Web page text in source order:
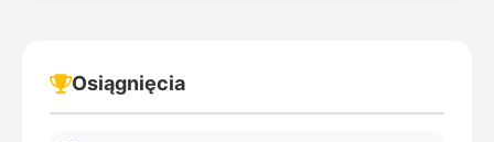
Osiągnięcia